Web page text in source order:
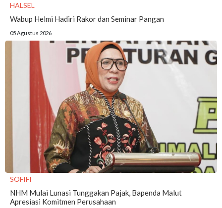
HALSEL
Wabup Helmi Hadiri Rakor dan Seminar Pangan
05 Agustus 2026
SOFIFI
NHM Mulai Lunasi Tunggakan Pajak, Bapenda Malut
Apresiasi Komitmen Perusahaan